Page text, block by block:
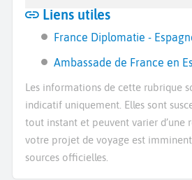
Liens utiles
France Diplomatie -
Ambassade de France en
Les informations de cette rubrique
indicatif uniquement. Elles sont
tout instant et peuvent varier d’une
votre projet de voyage est
sources officielles.